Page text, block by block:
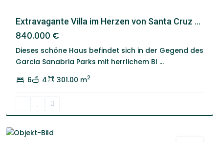
Extravagante Villa im Herzen von Santa Cruz ...
840.000 €
Dieses schöne Haus befindet sich in der Gegend des
Garcia Sanabria Parks mit herrlichem Bl ...
6
4 301.00 m2
Los
Santa
Tenerife